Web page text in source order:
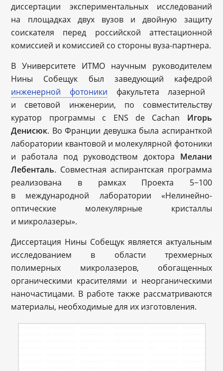
диссертации экспериментальных исследований
на площадках двух вузов и двойную защиту
соискателя перед российской аттестационной
комиссией и комиссией со стороны вуза-партнера.
В Университете ИТМО научным руководителем
Нины Собещук был заведующий кафедрой
инженерной фотоники факультета лазерной
и световой инженерии, по совместительству
куратор программы с ENS de Cachan Игорь
Денисюк. Во Франции девушка была аспиранткой
лаборатории квантовой и молекулярной фотоники
и работала под руководством доктора Мелани
Лебенталь. Совместная аспирантская программа
реализована в рамках Проекта 5−100
в международной лаборатории «Нелинейно-
оптические молекулярные кристаллы
и микролазеры».
Диссертация Нины Собещук является актуальным
исследованием в области трехмерных
полимерных микролазеров, обогащенных
органическими красителями и неорганическими
наночастицами. В работе также рассматриваются
материалы, необходимые для их изготовления.